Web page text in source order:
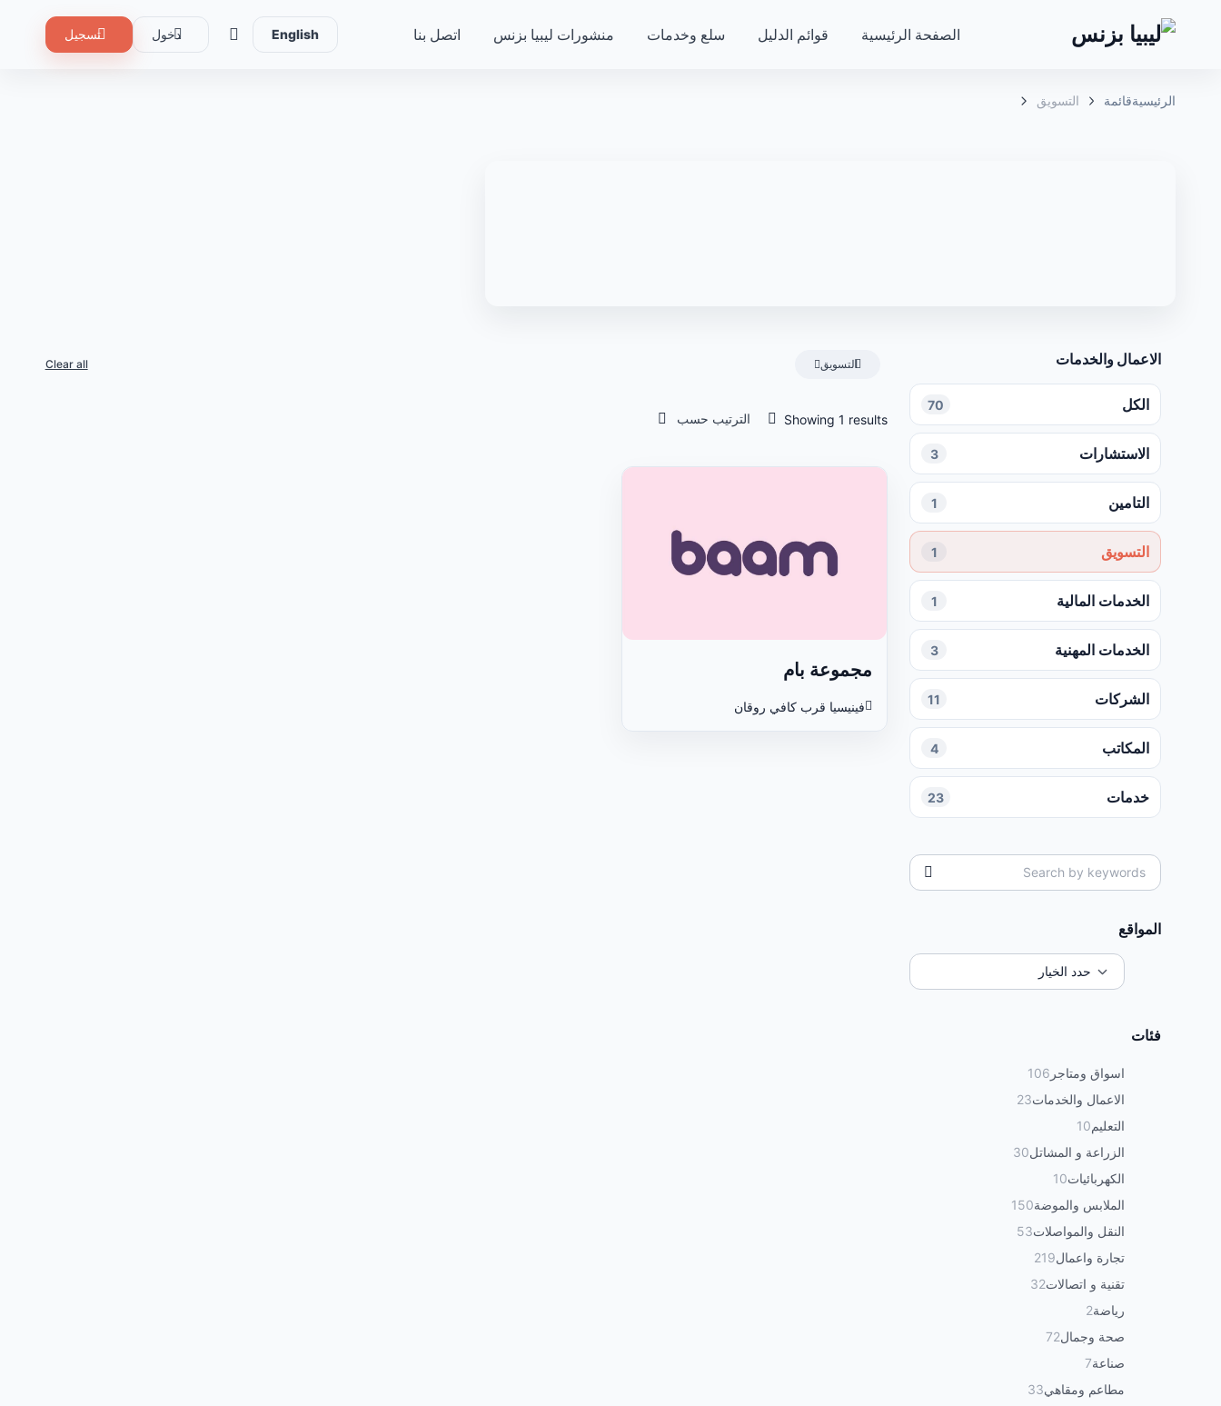
الصفحة الرئيسية قوائم الدليل سلع وخدمات منشورات ليبيا بزنس اتصل بنا English دخول تسجيل
الرئيسيةقائمة التسويق
الاعمال والخدمات
الكل 70
الاستشارات 3
التامين 1
التسويق 1
الخدمات المالية 1
الخدمات المهنية 3
الشركات 11
المكاتب 4
خدمات 23
المواقع
فئات
اسواق ومتاجر 106
الاعمال والخدمات23
التعليم10
الزراعة و المشاتل30
الكهربائيات10
الملابس والموضة150
النقل والمواصلات53
تجارة واعمال219
تقنية و اتصالات32
رياضة2
صحة وجمال72
صناعة7
مطاعم ومقاهي33
التسويق Clear all
Showing 1 results الترتيب حسب
مجموعة بام
فينيسيا قرب كافي روقان